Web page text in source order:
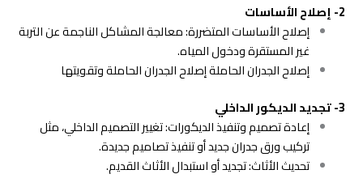
2- إصلاح الأساسات
إصلاح الأساسات المتضررة: معالجة المشاكل الناجمة عن التربة
غير المستقرة ودخول المياه.
إصلاح الجدران الحاملة إصلاح الجدران الحاملة وتقويتها
3- تجديد الديكور الداخلي
إعادة تصميم وتنفيذ الديكورات: تغيير التصميم الداخلي، مثل
تركيب ورق جدران جديد أو تنفيذ تصاميم جديدة.
تحديث الأثاث: تجديد أو استبدال الأثاث القديم.